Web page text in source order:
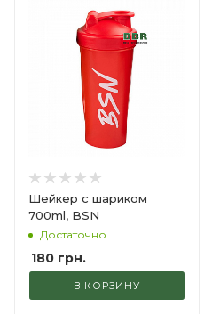
Шейкер с шариком
700ml, BSN
Достаточно
180 грн.
В КОРЗИНУ